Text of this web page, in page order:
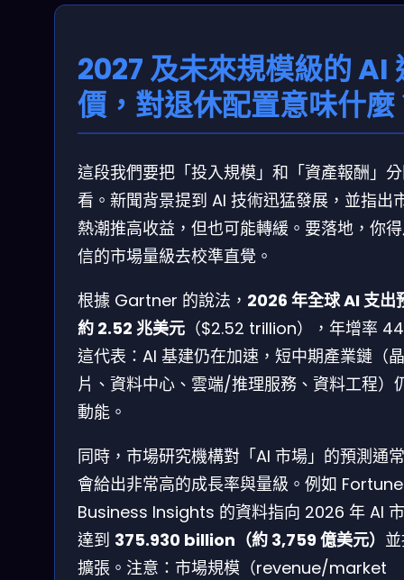
2027 及未來規模級的 AI
價，對退休配置意味什麼
這段我們要把「投入規模」和「資產報酬」
看。新聞背景提到 AI 技術迅猛發展，並指出
熱潮推高收益，但也可能轉緩。要落地，你
信的市場量級去校準直覺。
根據 Gartner 的說法， 2026 年全球 AI 支出
約 2.52 兆美元 （$2.52 trillion），年增率
這代表：AI 基建仍在加速，短中期產業鏈（晶
片、資料中心、雲端/推理服務、資料工程）
動能。
同時，市場研究機構對「AI 市場」的預測通
會給出非常高的成長率與量級。例如 Fortune
Business Insights 的資料指向 2026 年 AI
達到 375.930 billion（約 3,759 億美元）
擴張。注意：市場規模（revenue/market